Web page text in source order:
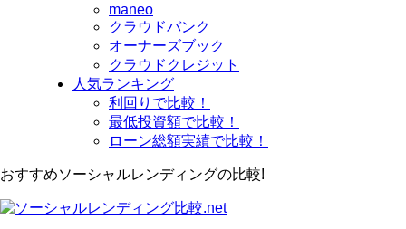
maneo
クラウドバンク
オーナーズブック
クラウドクレジット
人気ランキング
利回りで比較！
最低投資額で比較！
ローン総額実績で比較！
おすすめソーシャルレンディングの比較!